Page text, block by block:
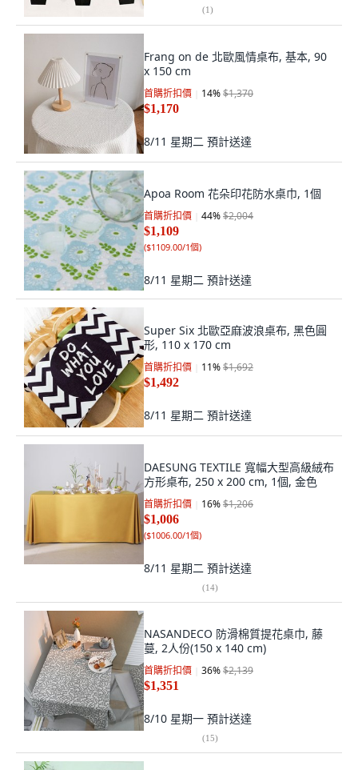
(1)
Frang on de 北歐風情桌布, 基本, 90
x 150 cm
首購折扣價 14%$1,370
$1,170
8/11 星期二 預計送達
Apoa Room 花朵印花防水桌巾, 1個
首購折扣價 44%$2,004
$1,109
($1109.00/1個)
8/11 星期二 預計送達
Super Six 北歐亞麻波浪桌布, 黑色圓
形, 110 x 170 cm
首購折扣價 11%$1,692
$1,492
8/11 星期二 預計送達
DAESUNG TEXTILE 寬幅大型高級絨布
方形桌布, 250 x 200 cm, 1個, 金色
首購折扣價 16%$1,206
$1,006
($1006.00/1個)
8/11 星期二 預計送達
(14)
NASANDECO 防滑棉質提花桌巾, 藤
蔓, 2人份(150 x 140 cm)
首購折扣價 36%$2,139
$1,351
8/10 星期一 預計送達
(15)